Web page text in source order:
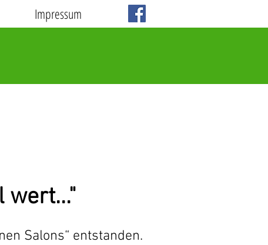
Impressum
wert..."
Salons“ entstanden.